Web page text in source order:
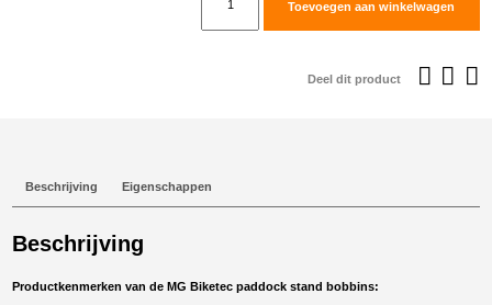
Toevoegen aan winkelwagen
Deel dit product
Beschrijving Eigenschappen
Beschrijving
Productkenmerken van de MG Biketec paddock stand bobbins: